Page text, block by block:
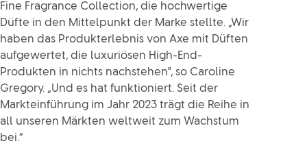
Fine Fragrance Collection, die hochwertige
Düfte in den Mittelpunkt der Marke stellte. „Wir
haben das Produkterlebnis von Axe mit Düften
aufgewertet, die luxuriösen High-End-
Produkten in nichts nachstehen", so Caroline
Gregory. „Und es hat funktioniert. Seit der
Markteinführung im Jahr 2023 trägt die Reihe in
all unseren Märkten weltweit zum Wachstum
bei.“